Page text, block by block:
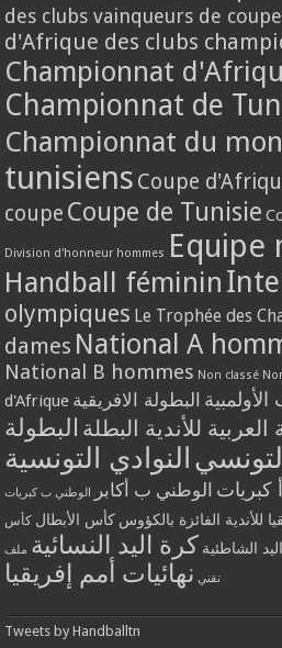
des clubs vainqueurs de coupe
d'Afrique des clubs
Championnat
Championnat de
Championnat du
tunisiens Coupe
coupe Coupe de Tunisie
Division d'honneur hommes Equipe
Handball féminin
olympiques Le Trophée des
dames National A
National B hommes Non classé
d'Afrique
الأولمبية البطولة الافريقية
العربية للأندية البطلة البطولة
النوادي التونسية
كبريات الوطني ب أكابر الوطني ب كبريات
للأندية الفائزة بالكؤوس كأس الأبطال كأس
الشاطئية كرة اليد النسائية ملف
تقني نهائيات أمم إفريقيا
Tweets by Handballtn